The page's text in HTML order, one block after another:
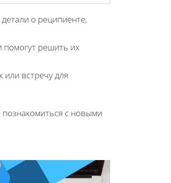
о реципиенте,
помогут решить их
встречу для
познакомиться с новыми